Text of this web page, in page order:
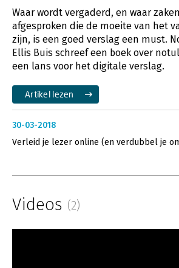
Waar wordt vergaderd, en waar
afgesproken die de moeite van het
zijn, is een goed verslag een must.
Ellis Buis schreef een boek over
een lans voor het digitale verslag.
Artikel lezen
30-03-2018
Verleid je lezer online (en verdubbel je
Videos (2)